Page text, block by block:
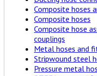
Composite hoses
Composite hoses
Composite hose
couplings
Metal hoses and
Stripwound steel
Pressure metal